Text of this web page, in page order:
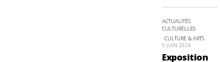
ACTUALITÉS
CULTURELLES
CULTURE & ARTS
9 JUIN 2024
Exposition